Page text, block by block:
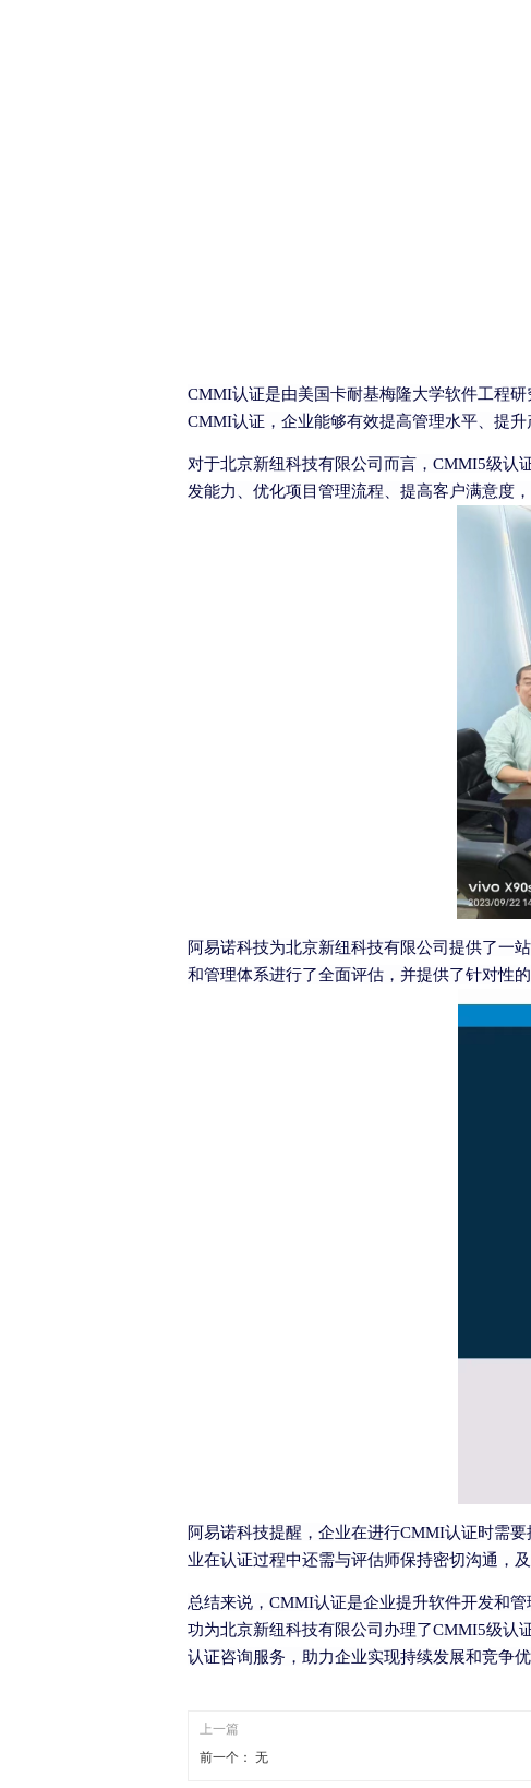
CMMI认证是由美国卡耐基梅隆大学软件工程研
CMMI认证，企业能够有效提高管理水平、提
对于北京新纽科技有限公司而言， CMMI5级认
发能力、优化项目管理流程、提高客户满意度
阿易诺科技为北京新纽科技有限公司提供了一
和管理体系进行了全面评估，并提供了针对性
阿易诺科技提醒，企业在进行CMMI认证时需
业在认证过程中还需与评估师保持密切沟通，
总结来说， CMMI认证是企业提升软件开发和
功为北京新纽科技有限公司办理了CMMI5级认
认证咨询服务，助力企业实现持续发展和竞争优
上一篇
前一个： 无